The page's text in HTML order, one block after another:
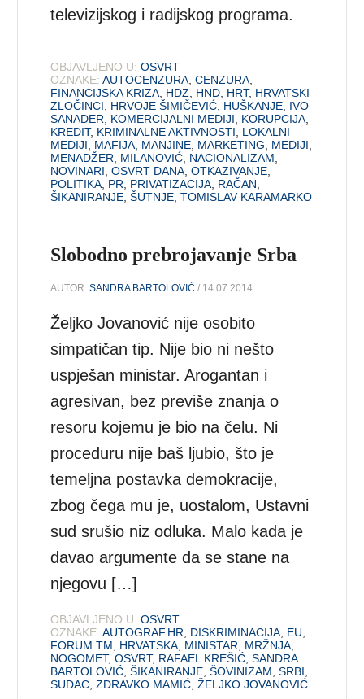
televizijskog i radijskog programa.
OBJAVLJENO U: OSVRT
OZNAKE: AUTOCENZURA ,CENZURA
FINANCIJSKA KRIZA HDZ HND HRT, HRVATSKI
ZLOČINCI
HRVOJE ŠIMIČEVIĆ HUŠKANJE IVO
SANADER
KOMERCIJALNI MEDIJI KORUPCIJA
KREDIT, KRIMINALNE AKTIVNOSTI
LOKALNI
MEDIJI
MAFIJA MANJINE MARKETING MEDIJI
MENADŽER
MILANOVIĆ NACIONALIZAM
NOVINARI ,OSVRT DANA ,OTKAZIVANJE
POLITIKA PR PRIVATIZACIJA RAČAN
ŠIKANIRANJE ,ŠUTNJE ,TOMISLAV KARAMARKO
Slobodno prebrojavanje Srba
AUTOR:SANDRA BARTOLOVIĆ / 14.07.2014.
Željko Jovanović nije osobito
simpatičan tip. Nije bio ni nešto
uspješan ministar. Arogantan i
agresivan, bez previše znanja o
resoru kojemu je bio na čelu. Ni
proceduru nije baš ljubio, što je
temeljna postavka demokracije,
zbog čega mu je, uostalom, Ustavni
sud srušio niz odluka. Malo kada je
davao argumente da se stane na
njegovu […]
OBJAVLJENO U: OSVRT
OZNAKE: AUTOGRAF.HR DISKRIMINACIJA EU
FORUM.TM
HRVATSKA MINISTAR MRŽNJA
NOGOMET,OSVRT, RAFAEL KREŠIĆ ,SANDRA
BARTOLOVIĆ ,ŠIKANIRANJE ,ŠOVINIZAM ,SRBI
SUDAC ,ZDRAVKO MAMIĆ ,ŽELJKO JOVANOVIĆ